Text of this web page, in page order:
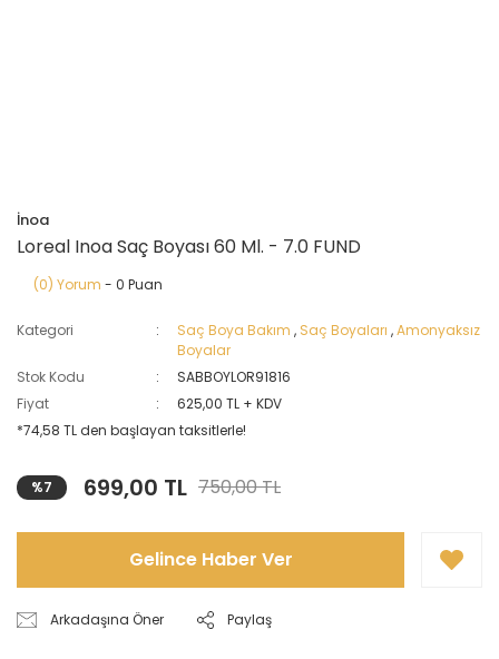
İnoa
Loreal Inoa Saç Boyası 60 Ml. - 7.0 FUND
(0) Yorum - 0 Puan
Kategori Saç Boya Bakım , Saç Boyaları ,Amonyaksız
Boyalar
Stok Kodu
SABBOYLOR91816
Fiyat
625,00 TL + KDV
*74,58 TL den başlayan taksitlerle!
%7 699,00 TL 750,00 TL
Gelince Haber Ver
Arkadaşına Öner Paylaş